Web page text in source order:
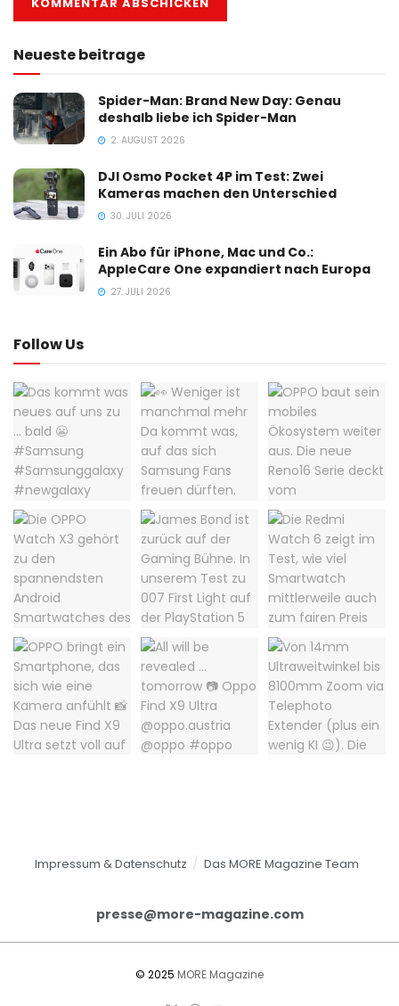
Neueste beitrage
Spider-Man: Brand New Day: Genau
deshalb liebe ich Spider-Man
2. AUGUST 2026
DJI Osmo Pocket 4P im Test: Zwei
Kameras machen den Unterschied
30. JULI 2026
Ein Abo für iPhone, Mac und Co.:
AppleCare One expandiert nach Europa
27. JULI 2026
Follow Us
Impressum & Datenschutz Das MORE Magazine Team
presse@more-magazine.com
© 2025 MORE Magazine